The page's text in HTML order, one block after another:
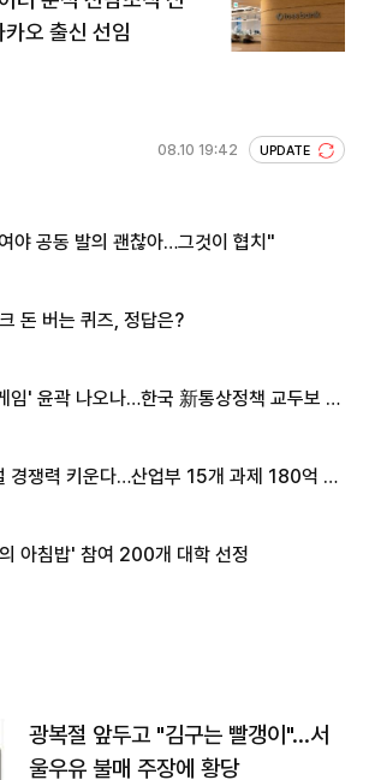
오 출신 선임
08.10 19:42 UPDATE
야 공동 발의 괜찮아…그것이 협치"
돈 버는 퀴즈, 정답은?
임' 윤곽 나오나…한국 新통상정책 교두보 활
경쟁력 키운다…산업부 15개 과제 180억 지
아침밥' 참여 200개 대학 선정
광복절 앞두고 "김구는 빨갱이"…서
울우유 불매 주장에 황당